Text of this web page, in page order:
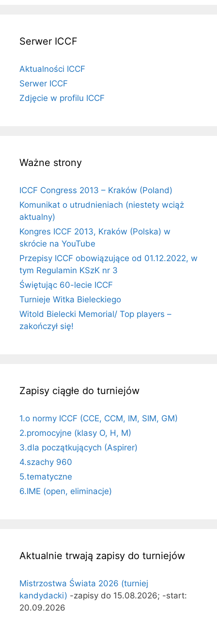
Serwer ICCF
Aktualności ICCF
Serwer ICCF
Zdjęcie w profilu ICCF
Ważne strony
ICCF Congress 2013 – Kraków (Poland)
Komunikat o utrudnieniach (niestety wciąż
aktualny)
Kongres ICCF 2013, Kraków (Polska) w
skrócie na YouTube
Przepisy ICCF obowiązujące od 01.12.2022, w
tym Regulamin KSzK nr 3
Świętując 60-lecie ICCF
Turnieje Witka Bieleckiego
Witold Bielecki Memorial/ Top players –
zakończył się!
Zapisy ciągłe do turniejów
1.o normy ICCF (CCE, CCM, IM, SIM, GM)
2.promocyjne (klasy O, H, M)
3.dla początkujących (Aspirer)
4.szachy 960
5.tematyczne
6.IME (open, eliminacje)
Aktualnie trwają zapisy do turniejów
Mistrzostwa Świata 2026 (turniej
kandydacki) -zapisy do 15.08.2026; -start:
20.09.2026